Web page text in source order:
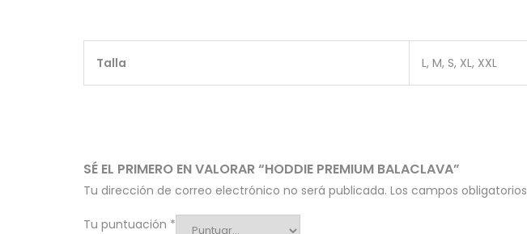
Talla L, M, S, XL, XXL
SÉ EL PRIMERO EN VALORAR “HODDIE PREMIUM BALACLAVA”
Tu dirección de correo electrónico no será publicada. Los campos
Tu puntuación *